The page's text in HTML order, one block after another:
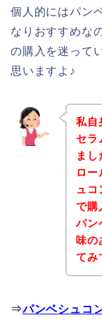
個人的にはパン
なりおすすめな
の購入を迷って
思いますよ♪
私自
セラ
まし
ロー
ュコ
で購
パン
味の
てみ
⇒パンベシュコ